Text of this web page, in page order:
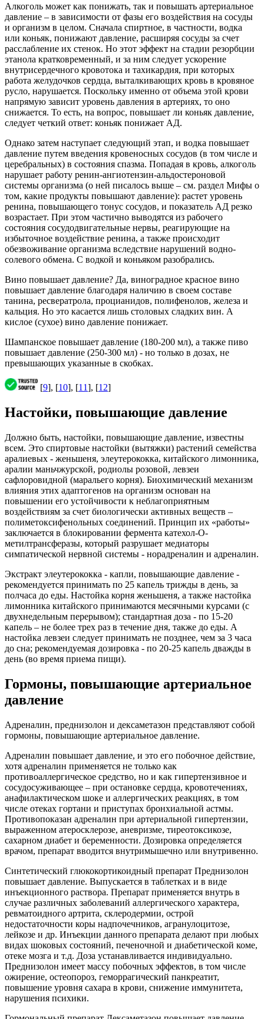
Алкоголь может как понижать, так и повышать артериальное
давление – в зависимости от фазы его воздействия на сосуды
и организм в целом. Сначала спиртное, в частности, водка
или коньяк, понижают давление, расширяя сосуды за счет
расслабление их стенок. Но этот эффект на стадии резорбции
этанола кратковременный, и за ним следует ускорение
внутрисердечного кровотока и тахикардия, при которых
работа желудочков сердца, выталкивающих кровь в кровяное
русло, нарушается. Поскольку именно от объема этой крови
напрямую зависит уровень давления в артериях, то оно
снижается. То есть, на вопрос, повышает ли коньяк давление,
следует четкий ответ: коньяк понижает АД.
Однако затем наступает следующий этап, и водка повышает
давление путем введения кровеносных сосудов (в том числе и
церебральных) в состояния спазма. Попадая в кровь, алкоголь
нарушает работу ренин-ангиотензин-альдостероновой
системы организма (о ней писалось выше – см. раздел Мифы о
том, какие продукты повышают давление): растет уровень
ренина, повышающего тонус сосудов, и показатель АД резко
возрастает. При этом частично выводятся из рабочего
состояния сосудодвигательные нервы, реагирующие на
избыточное воздействие ренина, а также происходит
обезвоживание организма вследствие нарушений водно-
солевого обмена. С водкой и коньяком разобрались.
Вино повышает давление? Да, виноградное красное вино
повышает давление благодаря наличию в своем составе
танина, ресвератрола, процианидов, полифенолов, железа и
кальция. Но это касается лишь столовых сладких вин. А
кислое (сухое) вино давление понижает.
Шампанское повышает давление (180-200 мл), а также пиво
повышает давление (250-300 мл) - но только в дозах, не
превышающих указанные в скобках.
[9], [10], [11], [12]
Настойки, повышающие давление
Должно быть, настойки, повышающие давление, известны
всем. Это спиртовые настойки (вытяжки) растений семейства
аралиевых - женьшеня, элеутерококка, китайского лимонника,
аралии маньчжурской, родиолы розовой, левзеи
сафлоровидной (маральего корня). Биохимический механизм
влияния этих адаптогенов на организм основан на
повышении его устойчивости к неблагоприятным
воздействиям за счет биологически активных веществ –
полиметоксифенольных соединений. Принцип их «работы»
заключается в блокировании фермента катехол-О-
метилтрансферазы, который разрушает медиаторы
симпатической нервной системы - норадреналин и адреналин.
Экстракт элеутерококка - капли, повышающие давление -
рекомендуется принимать по 25 капель трижды в день, за
полчаса до еды. Настойка корня женьшеня, а также настойка
лимонника китайского принимаются месячными курсами (с
двухнедельным перерывом); стандартная доза - по 15-20
капель – не более трех раз в течение дня, также до еды. А
настойка левзеи следует принимать не позднее, чем за 3 часа
до сна; рекомендуемая дозировка - по 20-25 капель дважды в
день (во время приема пищи).
Гормоны, повышающие артериальное
давление
Адреналин, преднизолон и дексаметазон представляют собой
гормоны, повышающие артериальное давление.
Адреналин повышает давление, и это его побочное действие,
хотя адреналин применяется не только как
противоаллергическое средство, но и как гипертензивное и
сосудосуживающее – при остановке сердца, кровотечениях,
анафилактическом шоке и аллергических реакциях, в том
числе отеках гортани и приступах бронхиальной астмы.
Противопоказан адреналин при артериальной гипертензии,
выраженном атеросклерозе, аневризме, тиреотоксикозе,
сахарном диабет и беременности. Дозировка определяется
врачом, препарат вводится внутримышечно или внутривенно.
Синтетический глюкокортикоидный препарат Преднизолон
повышает давление. Выпускается в таблетках и в виде
инъекционного раствора. Препарат применяется внутрь в
случае различных заболеваний аллергического характера,
ревматоидного артрита, склеродермии, острой
недостаточности коры надпочечников, агранулоцитозе,
лейкозе и др. Инъекции данного препарата делают при любых
видах шоковых состояний, печеночной и диабетической коме,
отеке мозга и т.д. Доза устанавливается индивидуально.
Преднизолон имеет массу побочных эффектов, в том числе
ожирение, остеопороз, геморрагический панкреатит,
повышение уровня сахара в крови, снижение иммунитета,
нарушения психики.